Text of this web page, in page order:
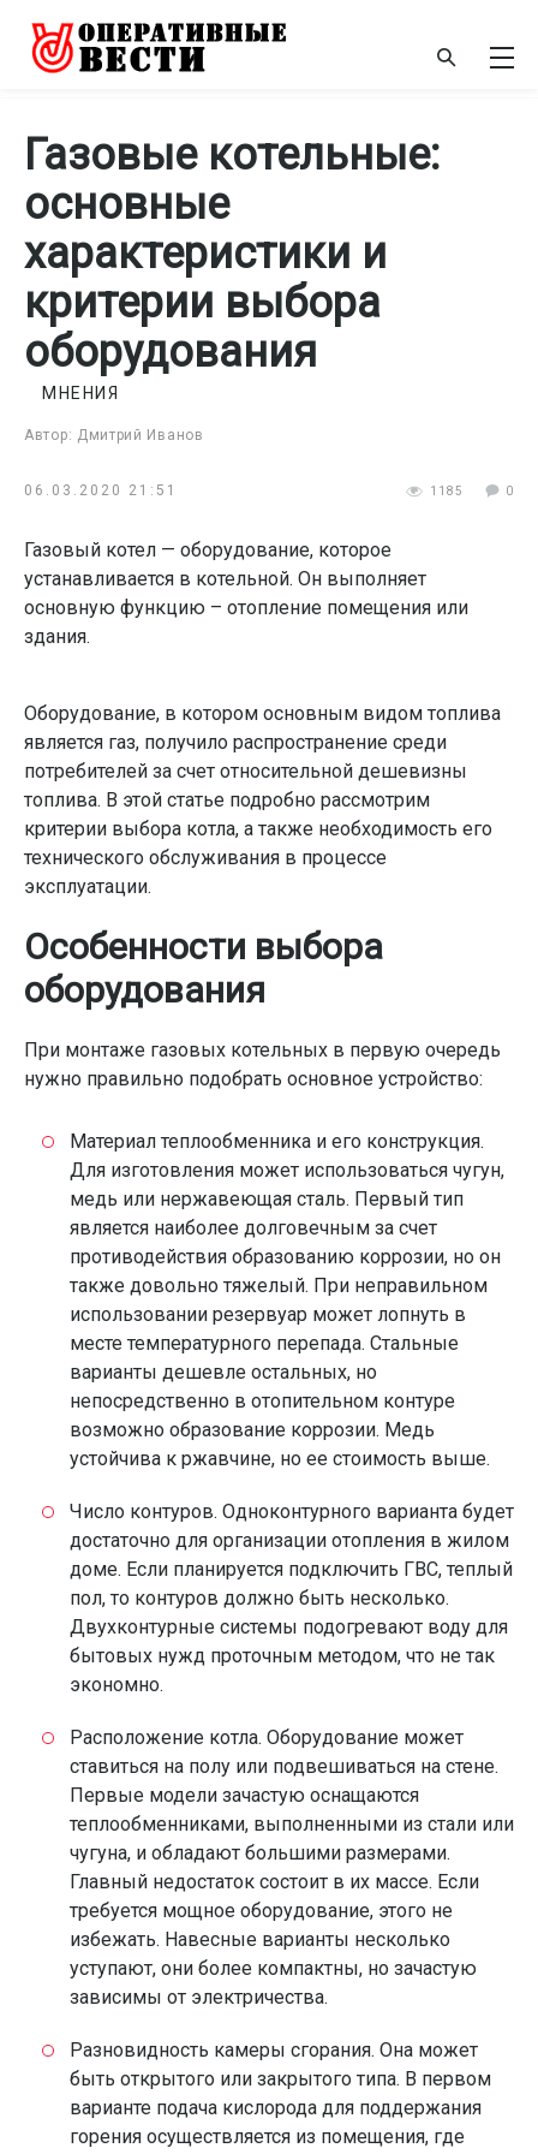
Газовые котельные:
основные
характеристики и
критерии выбора
оборудования
Автор: Дмитрий Иванов
МНЕНИЯ
06.03.2020 21:51 1185 0
Газовый котел — оборудование, которое
устанавливается в котельной. Он выполняет
основную функцию – отопление помещения или
здания.
Оборудование, в котором основным видом топлива
является газ, получило распространение среди
потребителей за счет относительной дешевизны
топлива. В этой статье подробно рассмотрим
критерии выбора котла, а также необходимость его
технического обслуживания в процессе
эксплуатации.
Особенности выбора
оборудования
При монтаже газовых котельных в первую очередь
нужно правильно подобрать основное устройство:
Материал теплообменника и его конструкция.
Для изготовления может использоваться чугун,
медь или нержавеющая сталь. Первый тип
является наиболее долговечным за счет
противодействия образованию коррозии, но он
также довольно тяжелый. При неправильном
использовании резервуар может лопнуть в
месте температурного перепада. Стальные
варианты дешевле остальных, но
непосредственно в отопительном контуре
возможно образование коррозии. Медь
устойчива к ржавчине, но ее стоимость выше.
Число контуров. Одноконтурного варианта будет
достаточно для организации отопления в жилом
доме. Если планируется подключить ГВС, теплый
пол, то контуров должно быть несколько.
Двухконтурные системы подогревают воду для
бытовых нужд проточным методом, что не так
экономно.
Расположение котла. Оборудование может
ставиться на полу или подвешиваться на стене.
Первые модели зачастую оснащаются
теплообменниками, выполненными из стали или
чугуна, и обладают большими размерами.
Главный недостаток состоит в их массе. Если
требуется мощное оборудование, этого не
избежать. Навесные варианты несколько
уступают, они более компактны, но зачастую
зависимы от электричества.
Разновидность камеры сгорания. Она может
быть открытого или закрытого типа. В первом
варианте подача кислорода для поддержания
горения осуществляется из помещения, где